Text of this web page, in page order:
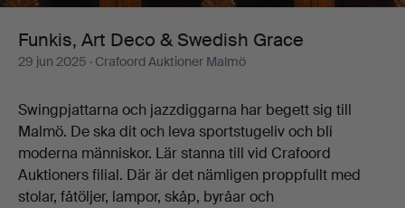
Grace
Funkis, Art Deco & Swedish Grace
29 jun 2025 · Crafoord Auktioner Malmö
Swingpjattarna och jazzdiggarna har begett sig till
Malmö. De ska dit och leva sportstugeliv och bli
moderna människor. Lär stanna till vid Crafoord
Auktioners filial. Där är det nämligen proppfullt med
stolar, fåtöljer, lampor, skåp, byråar och